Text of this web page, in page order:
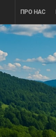
content
ПРО НАС